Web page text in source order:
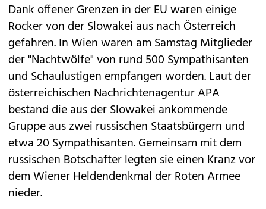
Dank offener Grenzen in der EU waren einige
Rocker von der Slowakei aus nach Österreich
gefahren. In Wien waren am Samstag Mitglieder
der "Nachtwölfe" von rund 500 Sympathisanten
und Schaulustigen empfangen worden. Laut der
österreichischen Nachrichtenagentur APA
bestand die aus der Slowakei ankommende
Gruppe aus zwei russischen Staatsbürgern und
etwa 20 Sympathisanten. Gemeinsam mit dem
russischen Botschafter legten sie einen Kranz vor
dem Wiener Heldendenkmal der Roten Armee
nieder.